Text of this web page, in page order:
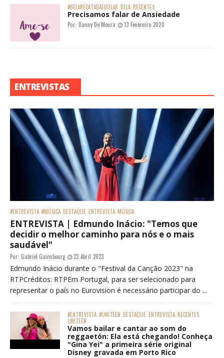
#BELARECATADAEDOLAR BELA RECENTES
Precisamos falar de Ansiedade
Por: Danny De Moura 13 Fevereiro 2020
ENTREVISTAS
#ENTREVISTA #MÚSICA DESTAQUE ENTREVISTA MÚSICA
ENTREVISTA | Edmundo Inácio: "Temos que
decidir o melhor caminho para nós e o mais
saudável"
Por: Gabriel Gainsbourg 22 Abril 2023
Edmundo Inácio durante o "Festival da Canção 2023" na
RTPCréditos: RTPEm Portugal, para ser selecionado para
representar o país no Eurovision é necessário participar do ...
#ENTREVISTA #UNITEEN DESTAQUE ENTREVISTA RECENTES
UNITEEN
Vamos bailar e cantar ao som do
reggaetón: Ela está chegando! Conheça
"Gina Yei" a primeira série original
Disney gravada em Porto Rico